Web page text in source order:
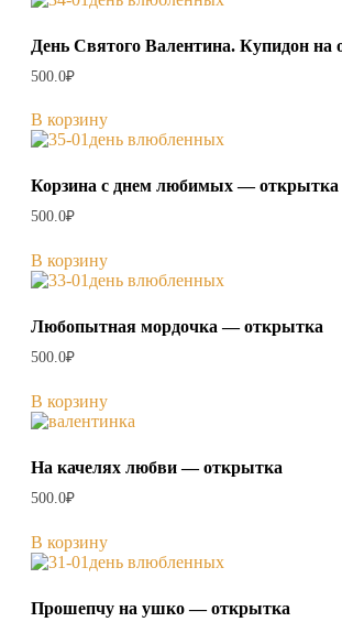
День Святого Валентина. Купидон на
500.0₽
В корзину
Корзина с днем любимых — открытка
500.0₽
В корзину
Любопытная мордочка — открытка
500.0₽
В корзину
На качелях любви — открытка
500.0₽
В корзину
Прошепчу на ушко — открытка